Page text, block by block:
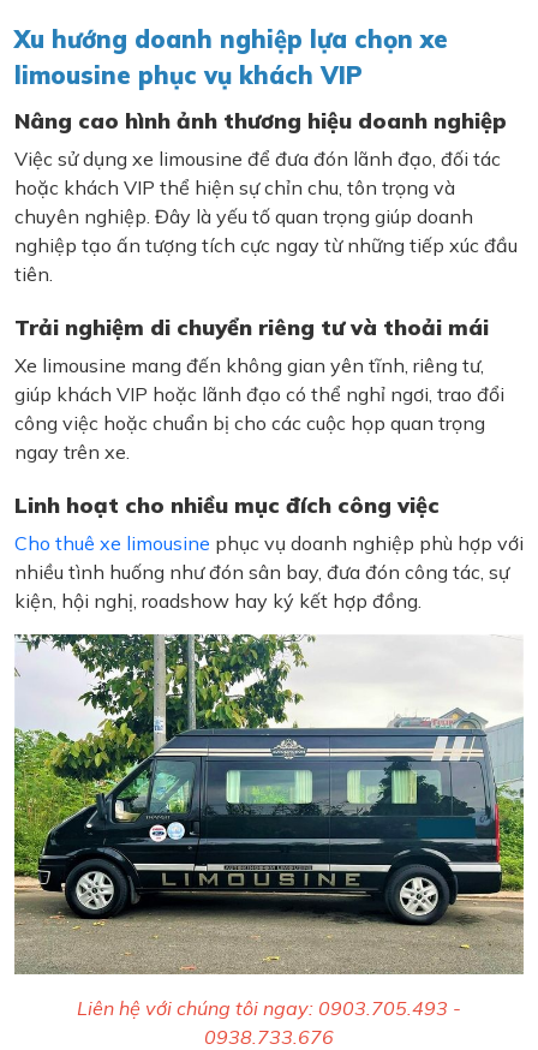
Xu hướng doanh nghiệp lựa chọn xe
limousine phục vụ khách VIP
Nâng cao hình ảnh thương hiệu doanh nghiệp
Việc sử dụng xe limousine để đưa đón lãnh đạo, đối tác
hoặc khách VIP thể hiện sự chỉn chu, tôn trọng và
chuyên nghiệp. Đây là yếu tố quan trọng giúp doanh
nghiệp tạo ấn tượng tích cực ngay từ những tiếp xúc đầu
tiên.
Trải nghiệm di chuyển riêng tư và thoải mái
Xe limousine mang đến không gian yên tĩnh, riêng tư,
giúp khách VIP hoặc lãnh đạo có thể nghỉ ngơi, trao đổi
công việc hoặc chuẩn bị cho các cuộc họp quan trọng
ngay trên xe.
Linh hoạt cho nhiều mục đích công việc
Cho thuê xe limousine phục vụ doanh nghiệp phù hợp với
nhiều tình huống như đón sân bay, đưa đón công tác, sự
kiện, hội nghị, roadshow hay ký kết hợp đồng.
Liên hệ với chúng tôi ngay: 0903.705.493 -
0938.733.676